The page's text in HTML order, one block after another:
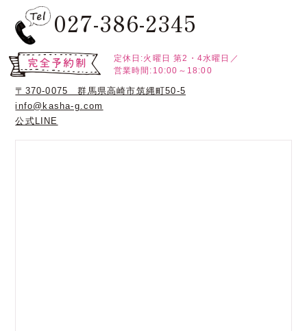
027-386-2345
定休日:火曜日 第2・4水曜日／
営業時間:10:00～18:00
〒370-0075 群馬県高崎市筑縄町50-5
info@kasha-g.com
公式LINE